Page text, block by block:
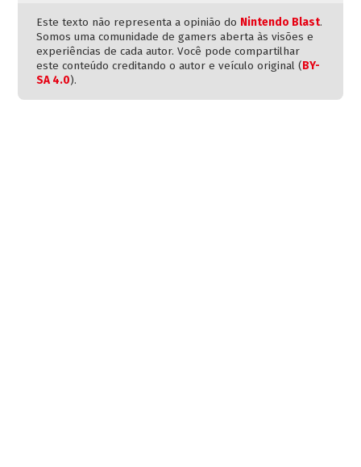
Este texto não representa a opinião do Nintendo Blast.
Somos uma comunidade de gamers aberta às visões e
experiências de cada autor. Você pode compartilhar
este conteúdo creditando o autor e veículo original (BY-
SA 4.0).